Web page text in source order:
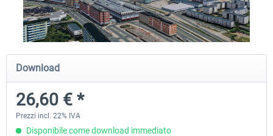
(Windows)
45,70 € *
Download
26,60 € *
Prezzi incl. 22% IVA
Disponibile come download immediato